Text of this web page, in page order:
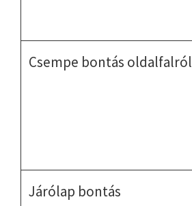
Csempe bontás oldalfalról
Járólap bontás